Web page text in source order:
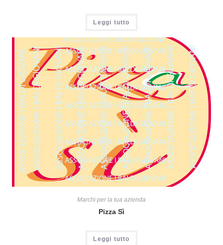
Leggi tutto
Marchi per la tua azienda
Pizza Sì
Leggi tutto